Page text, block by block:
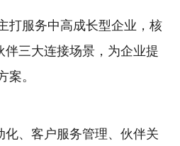
打服务中高成长型企业，核
伴三大连接场景，为企业提
案。
化、客户服务管理、伙伴关